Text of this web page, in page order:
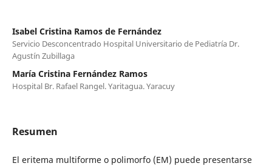
Isabel Cristina Ramos de Fernández
Servicio Desconcentrado Hospital Universitario de Pediatría Dr.
Agustín Zubillaga
María Cristina Fernández Ramos
Hospital Br. Rafael Rangel. Yaritagua. Yaracuy
Resumen
El eritema multiforme o polimorfo (EM) puede presentarse